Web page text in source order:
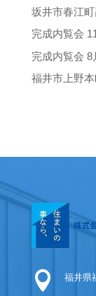
坂井市春江
完成内覧会
完成内覧会 8
福井市上野
 福井県